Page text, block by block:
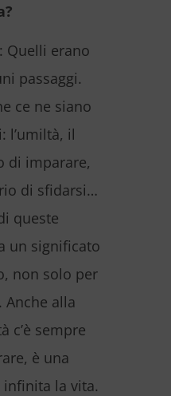
: Quelli erano
passaggi.
ce ne siano
l’umiltà, il
di imparare,
di sfidarsi…
queste
un significato
non solo per
Anche alla
c’è sempre
è una
infinita la vita.